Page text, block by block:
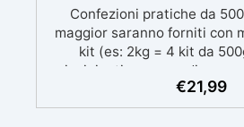
Confezioni pratiche da
maggior saranno forniti con
kit (es: 2kg = 4 kit da
principianti: a prova di
inizia. Sempre lucida:
brillante e uniforme in
€21,99